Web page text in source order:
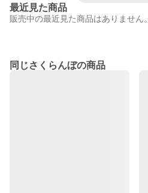
最近見た商品
販売中の最近見た商品はありません。
同じさくらんぼの商品